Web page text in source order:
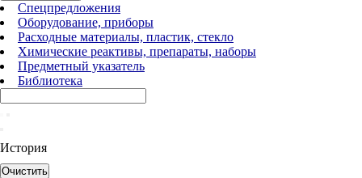
Спецпредложения
Оборудование, приборы
Расходные материалы, пластик, стекло
Химические реактивы, препараты, наборы
Предметный указатель
Библиотека
История
Очистить